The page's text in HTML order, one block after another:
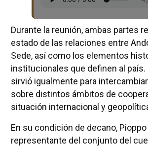
Durante la reunión, ambas partes
estado de las relaciones entre
Sede, así como los elementos
institucionales que definen al país.
sirvió igualmente para
sobre distintos ámbitos de
situación internacional y
En su condición de decano,
representante del conjunto del